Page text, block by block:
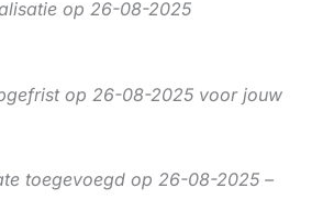
op 26-08-2025
op 26-08-2025 voor jouw
toegevoegd op 26-08-2025 –